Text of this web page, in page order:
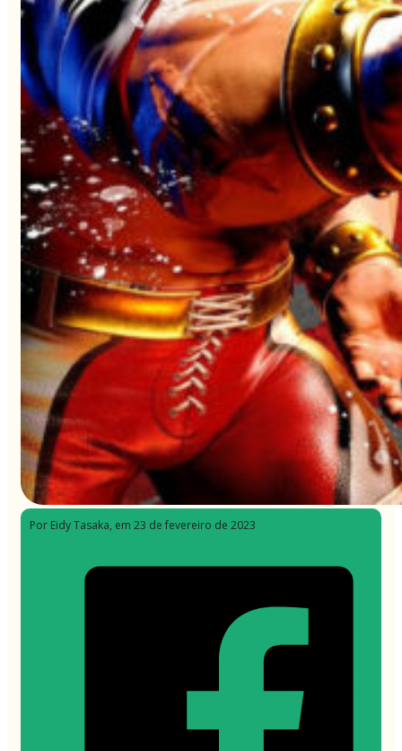
Por Eidy Tasaka, em 23 de fevereiro de 2023